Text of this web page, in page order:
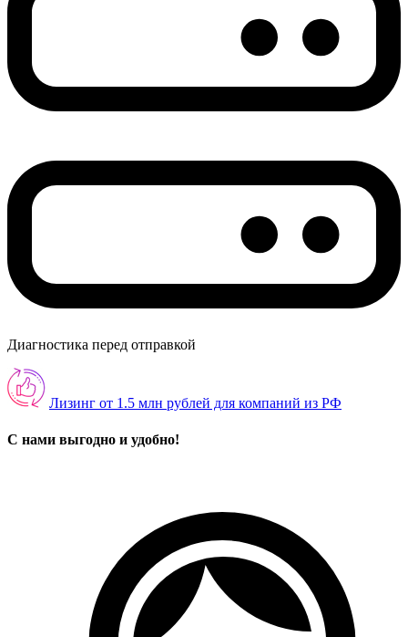
Диагностика перед отправкой
Лизинг от 1.5 млн рублей для компаний из РФ
С нами выгодно и удобно!